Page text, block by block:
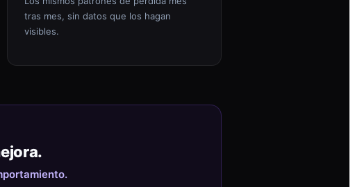
tras mes, sin datos que los hagan
visibles.